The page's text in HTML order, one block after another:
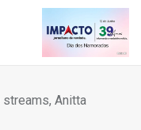
streams, Anitta